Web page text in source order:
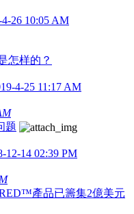
4-26 10:05 AM
怎样的？
4-25 11:17 AM
题
12-14 02:39 PM
產品已籌集2億美元